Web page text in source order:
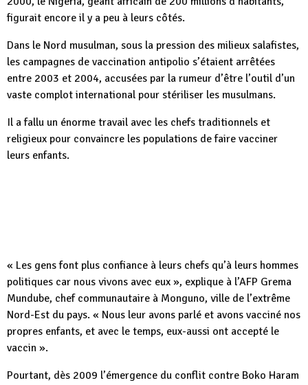
figurait encore il y a peu à leurs côtés.
Dans le Nord musulman, sous la pression des milieux salafistes,
les campagnes de vaccination antipolio s’étaient arrêtées
entre 2003 et 2004, accusées par la rumeur d’être l’outil d’un
vaste complot international pour stériliser les musulmans.
Il a fallu un énorme travail avec les chefs traditionnels et
religieux pour convaincre les populations de faire vacciner
leurs enfants.
« Les gens font plus confiance à leurs chefs qu’à leurs hommes
politiques car nous vivons avec eux », explique à l’AFP Grema
Mundube, chef communautaire à Monguno, ville de l’extrême
Nord-Est du pays. « Nous leur avons parlé et avons vacciné nos
propres enfants, et avec le temps, eux-aussi ont accepté le
vaccin ».
Pourtant, dès 2009 l’émergence du conflit contre Boko Haram